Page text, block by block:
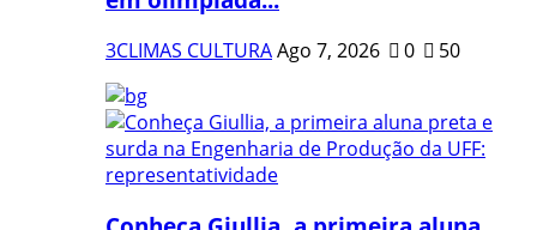
3CLIMAS CULTURAAgo 7, 2026 0 50